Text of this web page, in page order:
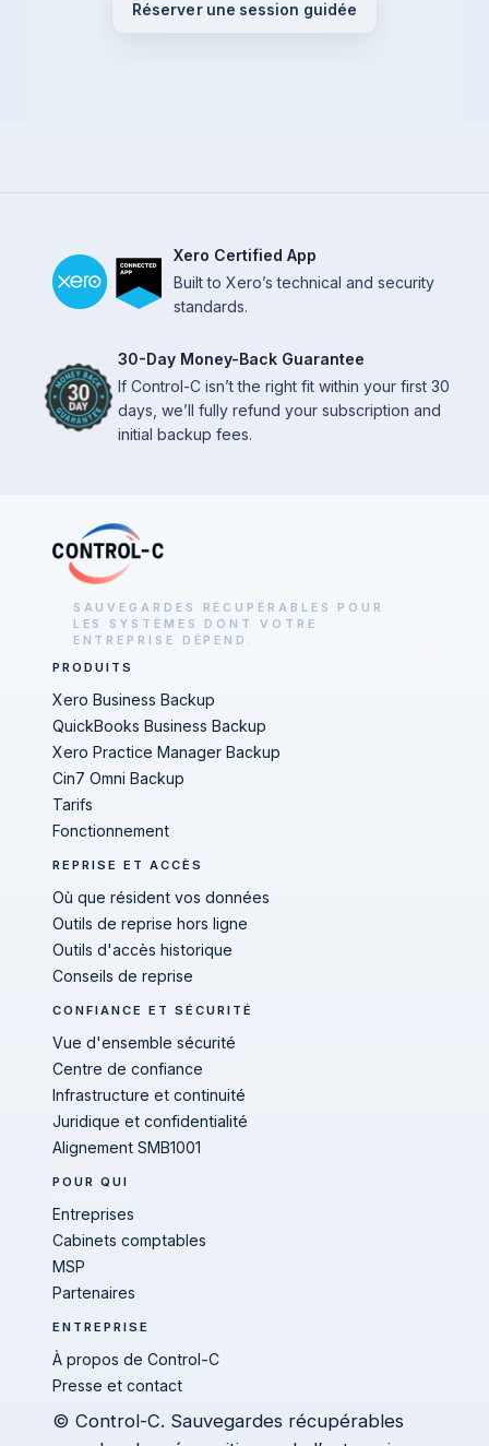
Réserver une session guidée
Xero Certified App
Built to Xero’s technical and security
standards.
30-Day Money-Back Guarantee
If Control-C isn’t the right fit within your first 30
days, we’ll fully refund your subscription and
initial backup fees.
SAUVEGARDES RÉCUPÉRABLES POUR
LES SYSTÈMES DONT VOTRE
ENTREPRISE DÉPEND.
PRODUITS
Xero Business Backup
QuickBooks Business Backup
Xero Practice Manager Backup
Cin7 Omni Backup
Tarifs
Fonctionnement
REPRISE ET ACCÈS
Où que résident vos données
Outils de reprise hors ligne
Outils d'accès historique
Conseils de reprise
CONFIANCE ET SÉCURITÉ
Vue d'ensemble sécurité
Centre de confiance
Infrastructure et continuité
Juridique et confidentialité
Alignement SMB1001
POUR QUI
Entreprises
Cabinets comptables
MSP
Partenaires
ENTREPRISE
À propos de Control-C
Presse et contact
© Control-C. Sauvegardes récupérables